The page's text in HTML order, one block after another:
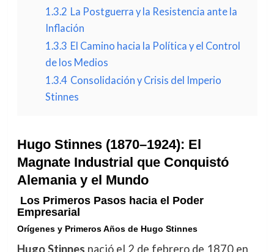
1.3.2 La Postguerra y la Resistencia ante la
Inflación
1.3.3 El Camino hacia la Política y el Control
de los Medios
1.3.4 Consolidación y Crisis del Imperio
Stinnes
Hugo Stinnes (1870–1924): El
Magnate Industrial que Conquistó
Alemania y el Mundo
Los Primeros Pasos hacia el Poder
Empresarial
Orígenes y Primeros Años de Hugo Stinnes
Hugo Stinnes nació el 2 de febrero de 1870 en